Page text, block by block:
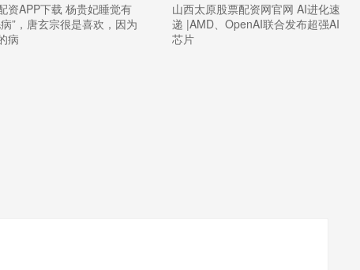
资APP下载 杨贵妃睡觉有
”，唐玄宗很是喜欢，因为
病
山西太原股票配资网官网 AI进化速
递 |AMD、OpenAI联合发布超强AI
芯片